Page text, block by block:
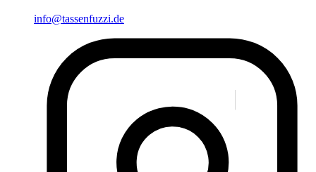
info@tassenfuzzi.de